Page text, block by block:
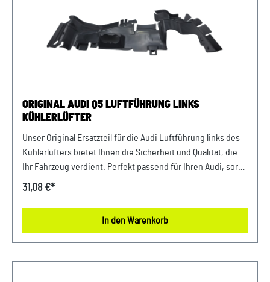
VW: WVWZZZ... Audi: WAUZZZ...) Ihres Fahrzeugs
mitzuteilen. Wir prüfen vorab, ob der gewünschte Artikel
zum Fahrzeug passt.
ORIGINAL AUDI Q5 LUFTFÜHRUNG LINKS
KÜHLERLÜFTER
Unser Original Ersatzteil für die Audi Luftführung links des
Kühlerlüfters bietet Ihnen die Sicherheit und Qualität, die
Ihr Fahrzeug verdient. Perfekt passend für Ihren Audi, sorgt
es für eine optimale Luftführung und damit für eine
erstklassige Materialien und präzise Verarbeitung für eine
lange Lebensdauer und zuverlässige Leistung.
31,08 €*
In den Warenkorb